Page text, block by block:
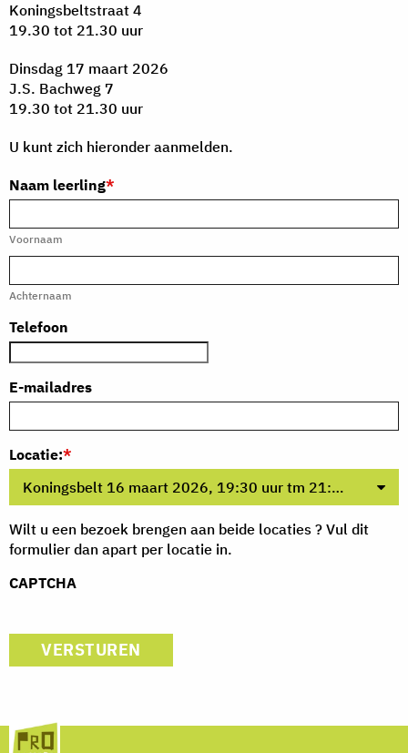
Koningsbeltstraat 4
19.30 tot 21.30 uur
Dinsdag 17 maart 2026
J.S. Bachweg 7
19.30 tot 21.30 uur
U kunt zich hieronder aanmelden.
Naam leerling*
Voornaam
Achternaam
Telefoon
E-mailadres
Locatie:*
Koningsbelt 16 maart 2026, 19:30 uur tm 21:30 uur
Wilt u een bezoek brengen aan beide locaties ? Vul dit
formulier dan apart per locatie in.
CAPTCHA